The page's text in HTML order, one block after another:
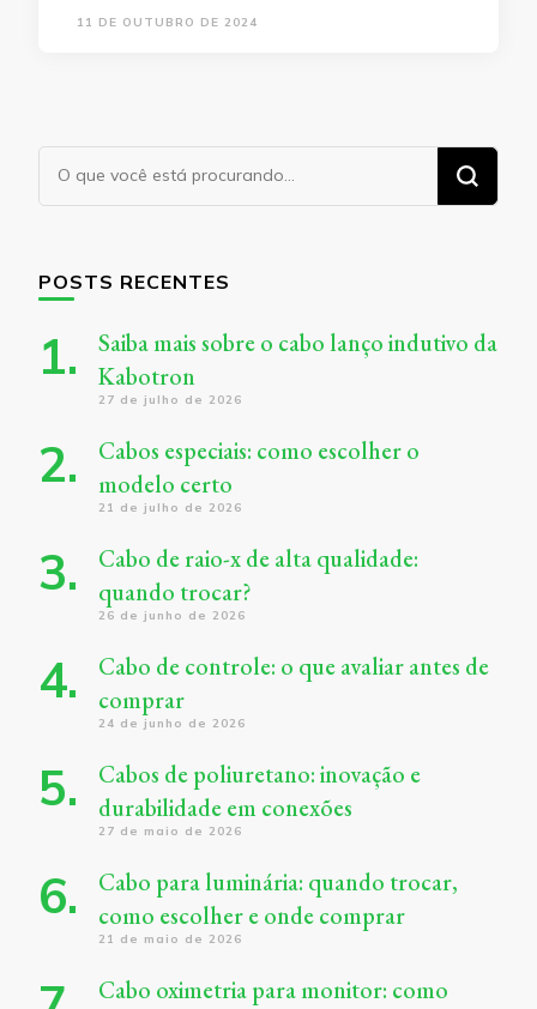
11 DE OUTUBRO DE 2024
Procurando
POSTS RECENTES
Saiba mais sobre o cabo lanço indutivo da
Kabotron
27 de julho de 2026
Cabos especiais: como escolher o
modelo certo
21 de julho de 2026
Cabo de raio-x de alta qualidade:
quando trocar?
26 de junho de 2026
Cabo de controle: o que avaliar antes de
comprar
24 de junho de 2026
Cabos de poliuretano: inovação e
durabilidade em conexões
27 de maio de 2026
Cabo para luminária: quando trocar,
como escolher e onde comprar
21 de maio de 2026
Cabo oximetria para monitor: como